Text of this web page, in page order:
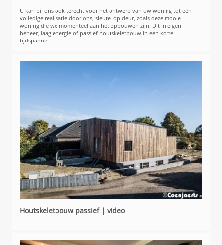
U kan bij ons ook terecht voor het ontwerp van uw woning tot een
volledige realisatie door ons, sleutel op deur, zoals deze mooie
woning die we momenteel aan het opbouwen zijn. Dit in eigen
beheer, laag energie of passief houtskeletbouw in een korte
tijdspanne.
Houtskeletbouw passief | video